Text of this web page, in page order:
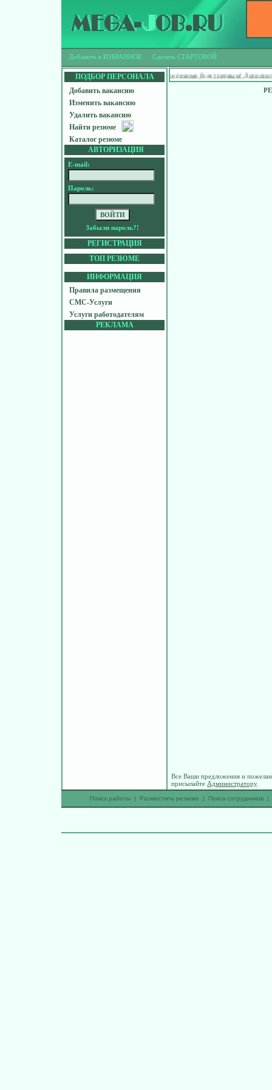
Добавить в ИЗБРАННОЕ Сделать СТАРТОВОЙ
ПОДБОР ПЕРСОНАЛА
Добавить вакансию
Изменить вакансию
Удалить вакансию
Найти резюме
Каталог резюме
АВТОРИЗАЦИЯ
E-mail:
Пароль:
Забыли пароль?!
РЕГИСТРАЦИЯ
ТОП РЕЗЮМЕ
ИНФОРМАЦИЯ
Правила размещения
СМС-Услуги
Услуги работодателям
РЕКЛАМА
Ищешь работу?Твое резюме будет первым!
Все Ваши предложения и
присылайте Администратору.
Поиск работы| Разместить резюме | Поиск сотрудников|